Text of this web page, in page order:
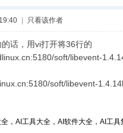
只看该作者
话，用vi打开将36行的
soft/libevent-
soft/libevent-
，AI工具大全，AI软件大全，AI工